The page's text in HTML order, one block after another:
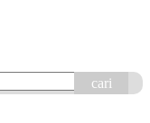
cari